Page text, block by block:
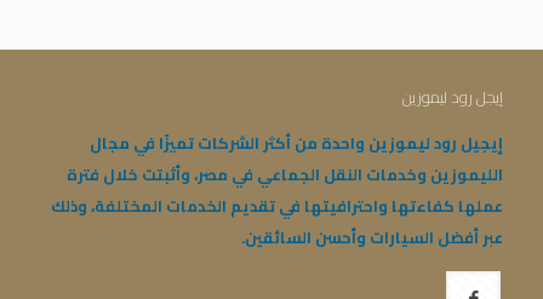
إيجل رود ليموزين
إيجيل رود ليموزين واحدة من أكثر الشركات تميزًا في مجال
الليموزين وخدمات النقل الجماعي في مصر، وأثبتت خلال فترة
عملها كفاءتها واحترافيتها في تقديم الخدمات المختلفة، وذلك
عبر أفضل السيارات وأحسن السائقين.